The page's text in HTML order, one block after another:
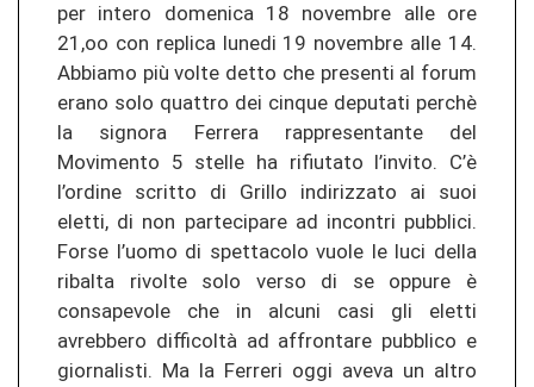
per intero domenica 18 novembre alle ore
21,oo con replica lunedi 19 novembre alle 14.
Abbiamo più volte detto che presenti al forum
erano solo quattro dei cinque deputati perchè
la signora Ferrera rappresentante del
Movimento 5 stelle ha rifiutato l’invito. C’è
l’ordine scritto di Grillo indirizzato ai suoi
eletti, di non partecipare ad incontri pubblici.
Forse l’uomo di spettacolo vuole le luci della
ribalta rivolte solo verso di se oppure è
consapevole che in alcuni casi gli eletti
avrebbero difficoltà ad affrontare pubblico e
giornalisti. Ma la Ferreri oggi aveva un altro